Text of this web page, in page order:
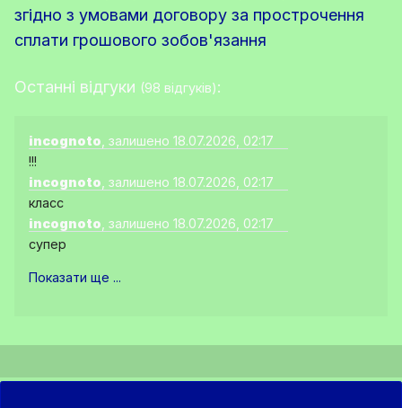
згідно з умовами договору за прострочення
сплати грошового зобов'язання
Останні відгуки (98 відгуків):
incognoto , залишено 18.07.2026, 02:17
!!!
incognoto , залишено 18.07.2026, 02:17
класс
incognoto , залишено 18.07.2026, 02:17
супер
Показати ще ...